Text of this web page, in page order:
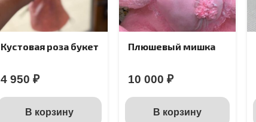
Кустовая роза букет
4 950 ₽
В корзину
Плюшевый мишка
10 000₽
В корзину